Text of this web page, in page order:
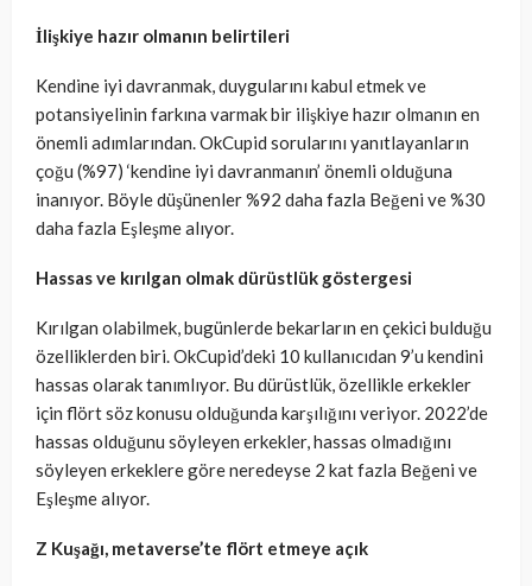
İlişkiye hazır olmanın belirtileri
Kendine iyi davranmak, duygularını kabul etmek ve
potansiyelinin farkına varmak bir ilişkiye hazır olmanın en
önemli adımlarından. OkCupid sorularını yanıtlayanların
çoğu (%97) ‘kendine iyi davranmanın’ önemli olduğuna
inanıyor. Böyle düşünenler %92 daha fazla Beğeni ve %30
daha fazla Eşleşme alıyor.
Hassas ve kırılgan olmak dürüstlük göstergesi
Kırılgan olabilmek, bugünlerde bekarların en çekici bulduğu
özelliklerden biri. OkCupid’deki 10 kullanıcıdan 9’u kendini
hassas olarak tanımlıyor. Bu dürüstlük, özellikle erkekler
için flört söz konusu olduğunda karşılığını veriyor. 2022’de
hassas olduğunu söyleyen erkekler, hassas olmadığını
söyleyen erkeklere göre neredeyse 2 kat fazla Beğeni ve
Eşleşme alıyor.
Z Kuşağı, metaverse’te flört etmeye açık